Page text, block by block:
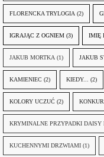
FLORENCKA TRYLOGIA (2)
IGRAJĄC Z OGNIEM (3) IMIĘ
JAKUB MORTKA (1) JAKUB
KAMIENIEC (2) KIEDY... (2)
KOLORY UCZUĆ (2)
KRYMINALNE PRZYPADKI DAISY
KUCHENNYMI DRZWIAMI (1)